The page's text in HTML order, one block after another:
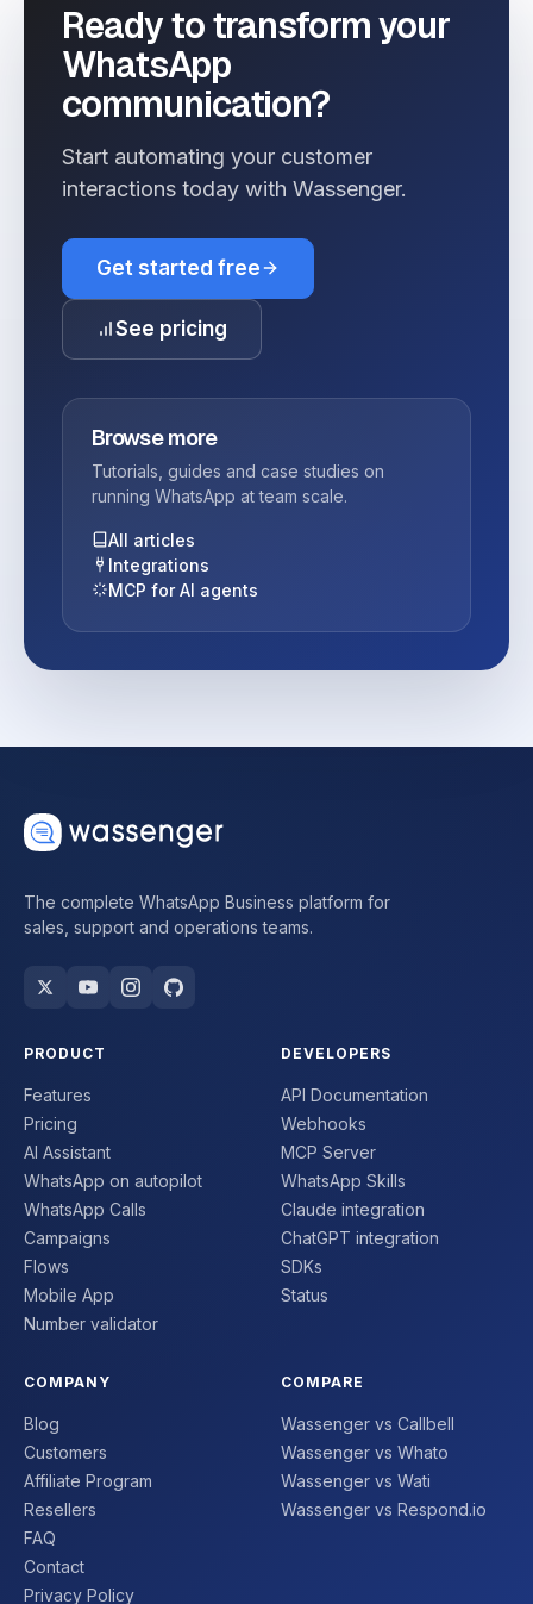
Ready to transform your
WhatsApp
communication?
Start automating your customer
interactions today with Wassenger.
Get started free
See pricing
Browse more
Tutorials, guides and case studies on
running WhatsApp at team scale.
All articles
Integrations
MCP for AI agents
The complete WhatsApp Business platform for
sales, support and operations teams.
PRODUCT
Features
Pricing
AI Assistant
WhatsApp on autopilot
WhatsApp Calls
Campaigns
Flows
Mobile App
Number validator
DEVELOPERS
API Documentation
Webhooks
MCP Server
WhatsApp Skills
Claude integration
ChatGPT integration
SDKs
Status
COMPANY
Blog
Customers
Affiliate Program
Resellers
FAQ
Contact
Privacy Policy
COMPARE
Wassenger vs Callbell
Wassenger vs Whato
Wassenger vs Wati
Wassenger vs Respond.io